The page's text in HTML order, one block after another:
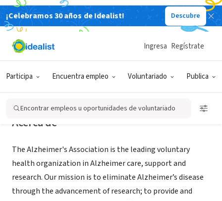
¡Celebramos 30 años de Idealist! Descubre
Participa Encuentra empleo Voluntariado Publica
Ingresa Regístrate
Encontrar empleos u oportunidades de voluntariado
ORGANIZACIÓN SIN FIN DE LUCRO
Alzheimer's Association
Acerca de
The Alzheimer's Association is the leading voluntary
health organization in Alzheimer care, support and
research. Our mission is to eliminate Alzheimer’s disease
through the advancement of research; to provide and